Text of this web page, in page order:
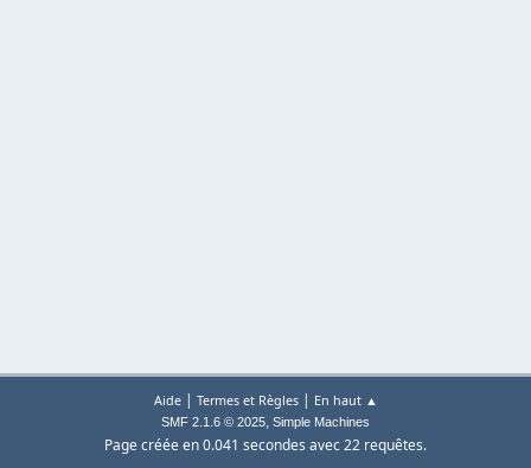
Aide| Termes et Règles| En haut ▲
SMF 2.1.6 © 2025, Simple Machines
Page créée en 0.041 secondes avec 22 requêtes.